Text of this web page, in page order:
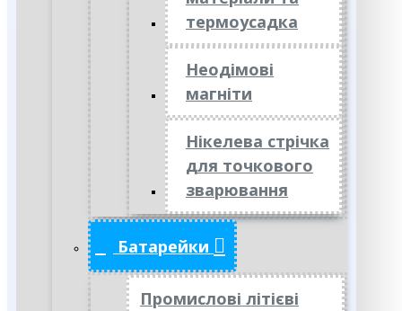
термоусадка
Неодімові
магніти
Нікелева стрічка
для точкового
зварювання
Батарейки
Промислові літієві